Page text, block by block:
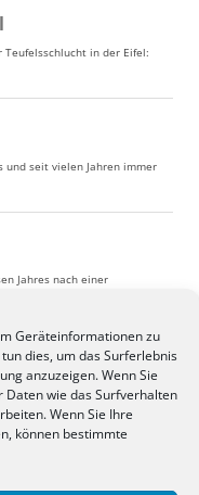
Geräteinformationen zu
dies, um das Surferlebnis
anzuzeigen. Wenn Sie
Daten wie das Surfverhalten
Wenn Sie Ihre
können bestimmte